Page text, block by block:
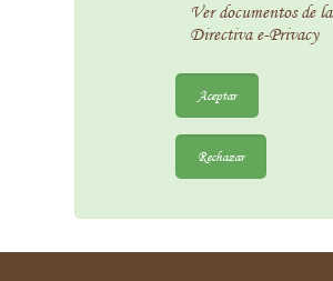
Ver documentos de la
Directiva e-Privacy
Aceptar
Rechazar